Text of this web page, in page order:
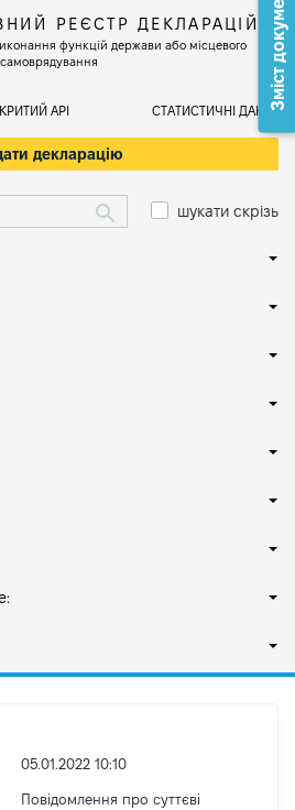
РЕЄСТР ДЕКЛАРАЦІЙ
функцій держави або місцевого
самоврядування
АРІ СТАТИСТИЧНІ ДАНІ
декларацію
шукати скрізь
05.01.2022 10:10
Повідомлення про суттєві
Зміст документа